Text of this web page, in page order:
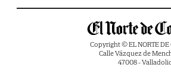
Copyright © EL NORTE DE
Calle Vázquez de
47008 -